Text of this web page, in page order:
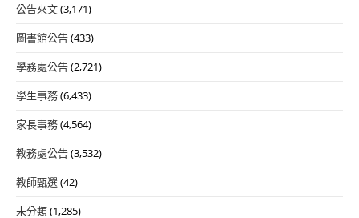
公告來文(3,171)
圖書館公告(433)
學務處公告(2,721)
學生事務(6,433)
家長事務(4,564)
教務處公告(3,532)
教師甄選(42)
未分類(1,285)